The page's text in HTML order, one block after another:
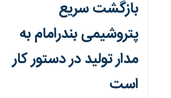
بازگشت سریع
پتروشیمی بندرامام به
مدار تولید در دستور کار
است